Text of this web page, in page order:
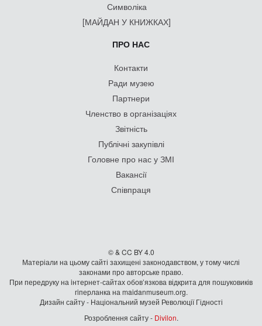
Символіка
[МАЙДАН У КНИЖКАХ]
ПРО НАС
Контакти
Ради музею
Партнери
Членство в організаціях
Звітність
Публічні закупівлі
Головне про нас у ЗМІ
Вакансії
Співпраця
© & CC BY 4.0
Матеріали на цьому сайті захищені законодавством, у тому числі
законами про авторське право.
При передруку на iнтернет-сайтах обов’язкова відкрита для пошуковиків
гiперланка на maidanmuseum.org.
Дизайн сайту - Національний музей Революції Гідності
Розроблення сайту - Divilon.